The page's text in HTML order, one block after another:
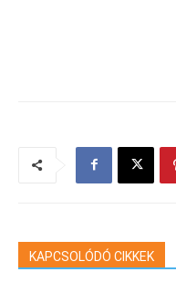
KAPCSOLÓDÓ CIKKEK